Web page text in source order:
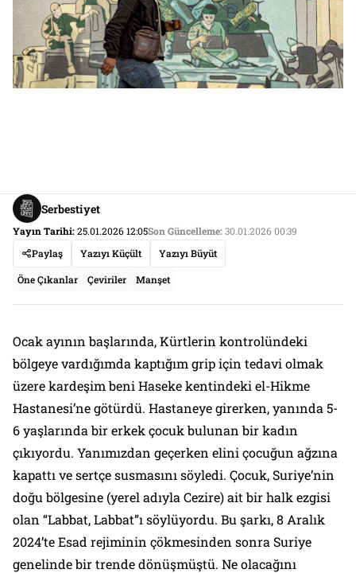
Serbestiyet
Yayın Tarihi:25.01.2026 12:05Son Güncelleme:30.01.2026 00:39
Paylaş
Yazıyı Küçült Yazıyı Büyüt
Öne Çıkanlar Çeviriler Manşet
Ocak ayının başlarında, Kürtlerin kontrolündeki
bölgeye vardığımda kaptığım grip için tedavi olmak
üzere kardeşim beni Haseke kentindeki el-Hikme
Hastanesi’ne götürdü. Hastaneye girerken, yanında 5-
6 yaşlarında bir erkek çocuk bulunan bir kadın
çıkıyordu. Yanımızdan geçerken elini çocuğun ağzına
kapattı ve sertçe susmasını söyledi. Çocuk, Suriye’nin
doğu bölgesine (yerel adıyla Cezire) ait bir halk ezgisi
olan “Labbat, Labbat”ı söylüyordu. Bu şarkı, 8 Aralık
2024’te Esad rejiminin çökmesinden sonra Suriye
genelinde bir trende dönüşmüştü. Ne olacağını